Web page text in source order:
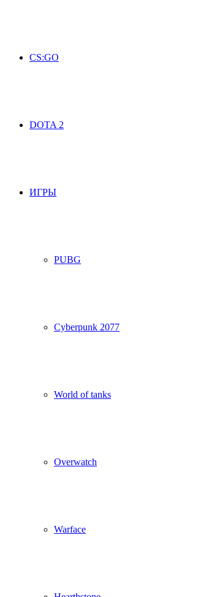
CS:GO
DOTA 2
ИГРЫ
PUBG
Cyberpunk 2077
World of tanks
Overwatch
Warface